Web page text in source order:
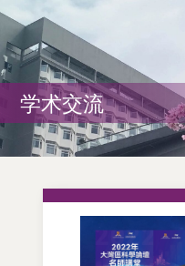
中
文
大
学
学
学术交流